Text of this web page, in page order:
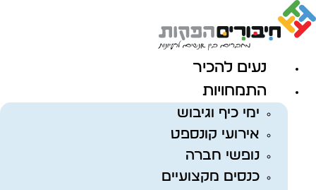
נעים להכיר
התמחויות
ימי כיף וגיבוש
אירועי קונספט
נופשי חברה
כנסים מקצועיים